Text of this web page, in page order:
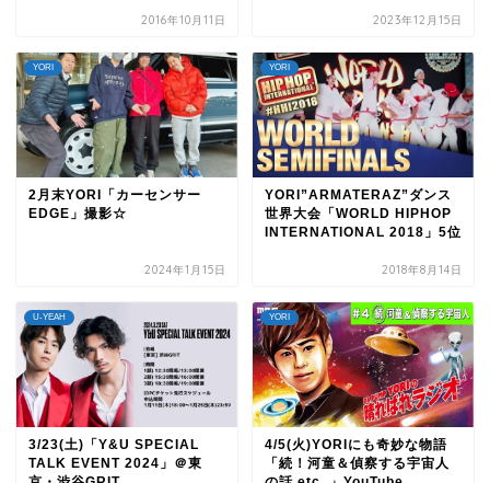
2016年10月11日 2023年12月15日
YORI
2月末YORI「カーセンサー
EDGE」撮影☆
2024年1月15日
YORI
YORI”ARMATERAZ”ダンス
世界大会「WORLD HIPHOP
INTERNATIONAL 2018」5位
2018年8月14日
U-YEAH
3/23(土)「Y&U SPECIAL
TALK EVENT 2024」＠東
YORI
4/5(火)YORIにも奇妙な物語
「続！河童＆偵察する宇宙人